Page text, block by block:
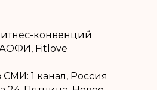
конвенций
Fitlove
СМИ: 1 канал, Россия